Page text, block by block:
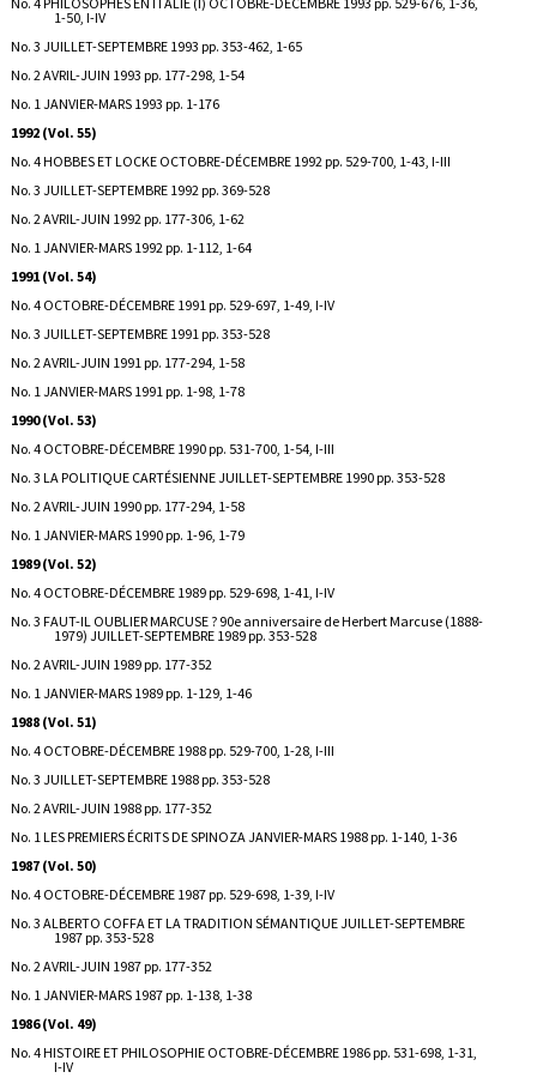
1-50, I-IV
No. 3 JUILLET-SEPTEMBRE 1993 pp. 353-462, 1-65
No. 2 AVRIL-JUIN 1993 pp. 177-298, 1-54
No. 1 JANVIER-MARS 1993 pp. 1-176
1992 (Vol. 55)
No. 4 HOBBES ET LOCKE OCTOBRE-DÉCEMBRE 1992 pp. 529-700, 1-43, I-III
No. 3 JUILLET-SEPTEMBRE 1992 pp. 369-528
No. 2 AVRIL-JUIN 1992 pp. 177-306, 1-62
No. 1 JANVIER-MARS 1992 pp. 1-112, 1-64
1991 (Vol. 54)
No. 4 OCTOBRE-DÉCEMBRE 1991 pp. 529-697, 1-49, I-IV
No. 3 JUILLET-SEPTEMBRE 1991 pp. 353-528
No. 2 AVRIL-JUIN 1991 pp. 177-294, 1-58
No. 1 JANVIER-MARS 1991 pp. 1-98, 1-78
1990 (Vol. 53)
No. 4 OCTOBRE-DÉCEMBRE 1990 pp. 531-700, 1-54, I-III
No. 3 LA POLITIQUE CARTÉSIENNE JUILLET-SEPTEMBRE 1990 pp. 353-528
No. 2 AVRIL-JUIN 1990 pp. 177-294, 1-58
No. 1 JANVIER-MARS 1990 pp. 1-96, 1-79
1989 (Vol. 52)
No. 4 OCTOBRE-DÉCEMBRE 1989 pp. 529-698, 1-41, I-IV
No. 3 FAUT-IL OUBLIER MARCUSE ? 90e anniversaire de Herbert Marcuse (1888-
1979) JUILLET-SEPTEMBRE 1989 pp. 353-528
No. 2 AVRIL-JUIN 1989 pp. 177-352
No. 1 JANVIER-MARS 1989 pp. 1-129, 1-46
1988 (Vol. 51)
No. 4 OCTOBRE-DÉCEMBRE 1988 pp. 529-700, 1-28, I-III
No. 3 JUILLET-SEPTEMBRE 1988 pp. 353-528
No. 2 AVRIL-JUIN 1988 pp. 177-352
No. 1 LES PREMIERS ÉCRITS DE SPINOZA JANVIER-MARS 1988 pp. 1-140, 1-36
1987 (Vol. 50)
No. 4 OCTOBRE-DÉCEMBRE 1987 pp. 529-698, 1-39, I-IV
No. 3 ALBERTO COFFA ET LA TRADITION SÉMANTIQUE JUILLET-SEPTEMBRE
1987 pp. 353-528
No. 2 AVRIL-JUIN 1987 pp. 177-352
No. 1 JANVIER-MARS 1987 pp. 1-138, 1-38
1986 (Vol. 49)
No. 4 HISTOIRE ET PHILOSOPHIE OCTOBRE-DÉCEMBRE 1986 pp. 531-698, 1-31,
I-IV